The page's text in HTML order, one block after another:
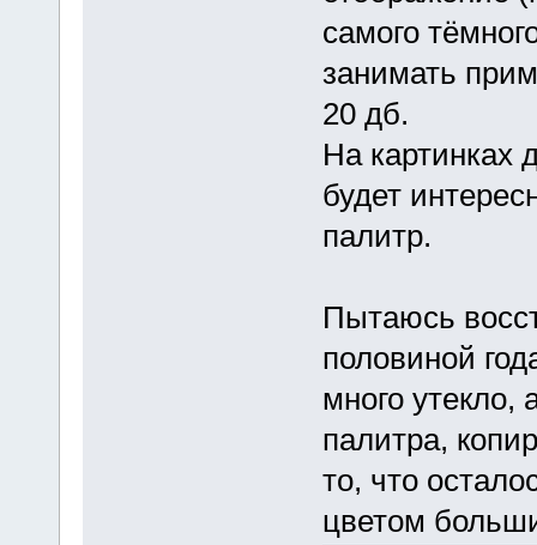
самого
занимать
20 дб.
На картинках
будет
палитр.
Пытаюсь
половиной
много утекло,
палитра,
то, что
цветом